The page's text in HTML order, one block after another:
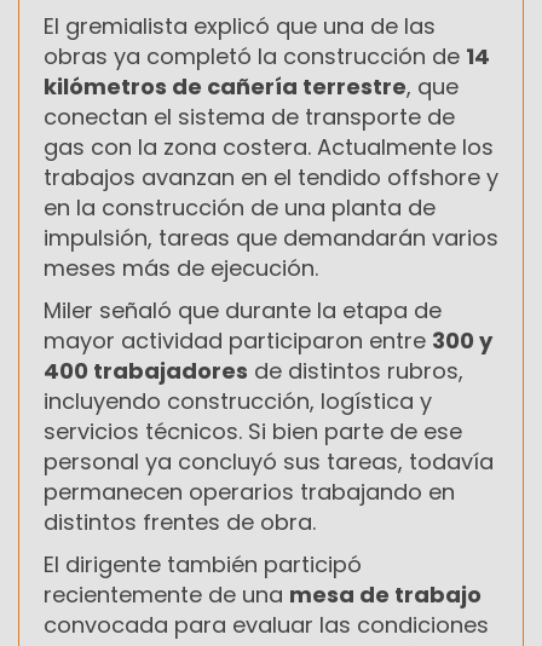
El gremialista explicó que una de las
obras ya completó la construcción de 14
kilómetros de cañería terrestre, que
conectan el sistema de transporte de
gas con la zona costera. Actualmente los
trabajos avanzan en el tendido offshore y
en la construcción de una planta de
impulsión, tareas que demandarán varios
meses más de ejecución.
Miler señaló que durante la etapa de
mayor actividad participaron entre 300 y
400 trabajadores de distintos rubros,
incluyendo construcción, logística y
servicios técnicos. Si bien parte de ese
personal ya concluyó sus tareas, todavía
permanecen operarios trabajando en
distintos frentes de obra.
El dirigente también participó
recientemente de una mesa de trabajo
convocada para evaluar las condiciones